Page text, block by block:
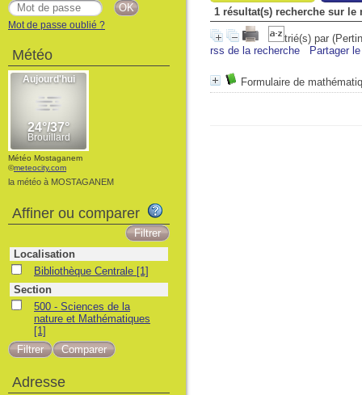
1 résultat(s) recherche sur
trié(s) par
rss de la recherche
Partager
Formulaire de
Mot de passe oublié ?
Météo
Météo Mostaganem
©meteocity.com
la météo à MOSTAGANEM
Affiner ou comparer
Localisation
Bibliothèque Centrale [1]
Section
500 - Sciences de la
nature et Mathématiques
[1]
Adresse